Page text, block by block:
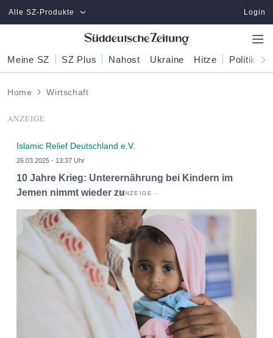
Zum Hauptinhalt springen
Alle SZ-Produkte Login
Meine SZ SZ Plus Nahost Ukraine Hitze Politik
Home Wirtschaft
ANZEIGE
Islamic Relief Deutschland e.V.
26.03.2025 - 13:37 Uhr
10 Jahre Krieg: Unterernährung bei Kindern im
Jemen nimmt wieder zu